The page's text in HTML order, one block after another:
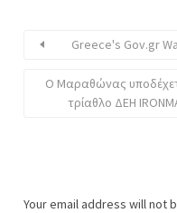
Greece's Gov.gr
Ο Μαραθώνας
τρίαθλο ΔΕΗ
Your email address will not